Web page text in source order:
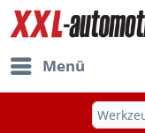
Menü